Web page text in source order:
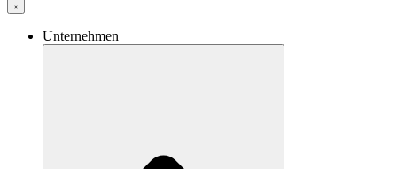
Unternehmen